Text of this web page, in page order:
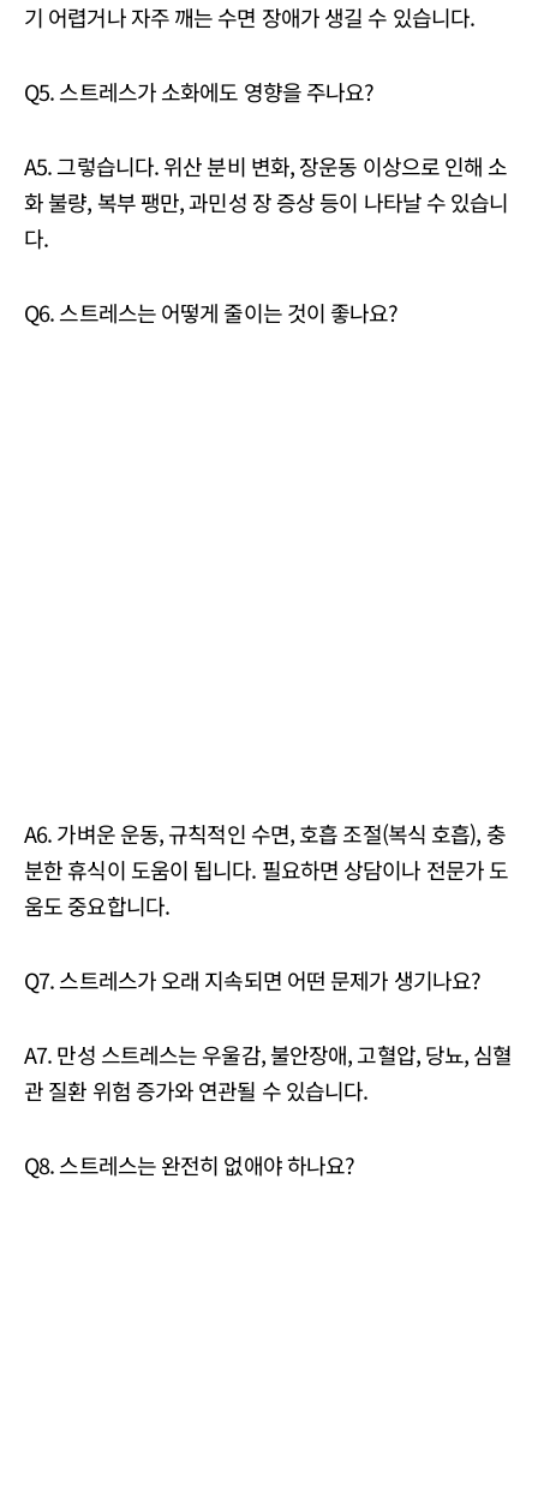
기 어렵거나 자주 깨는 수면 장애가 생길 수 있습니다.
Q5. 스트레스가 소화에도 영향을 주나요?
A5. 그렇습니다. 위산 분비 변화, 장운동 이상으로 인해 소
화 불량, 복부 팽만, 과민성 장 증상 등이 나타날 수 있습니
다.
Q6. 스트레스는 어떻게 줄이는 것이 좋나요?
A6. 가벼운 운동, 규칙적인 수면, 호흡 조절(복식 호흡), 충
분한 휴식이 도움이 됩니다. 필요하면 상담이나 전문가 도
움도 중요합니다.
Q7. 스트레스가 오래 지속되면 어떤 문제가 생기나요?
A7. 만성 스트레스는 우울감, 불안장애, 고혈압, 당뇨, 심혈
관 질환 위험 증가와 연관될 수 있습니다.
Q8. 스트레스는 완전히 없애야 하나요?